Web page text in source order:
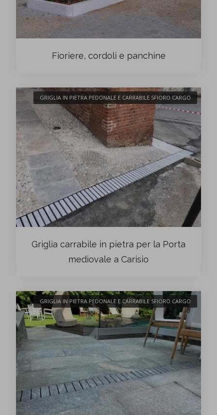
Fioriere, cordoli e panchine
GRIGLIA IN PIETRA PEDONALE E CARRABILE SFIORO CARGO
Griglia carrabile in pietra per la Porta
mediovale a Carisio
GRIGLIA IN PIETRA PEDONALE E CARRABILE SFIORO CARGO